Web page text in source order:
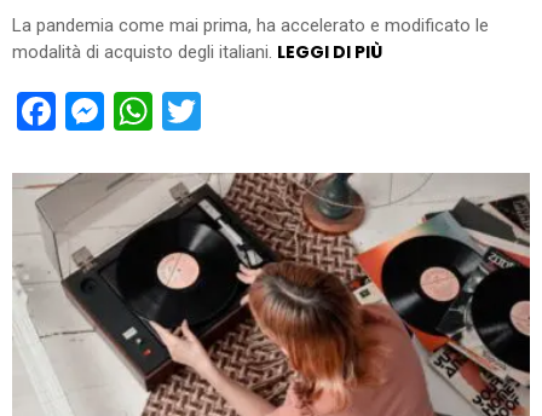
La pandemia come mai prima, ha accelerato e modificato le
modalità di acquisto degli italiani. LEGGI DI PIÙ
Facebook
Messenger
WhatsApp